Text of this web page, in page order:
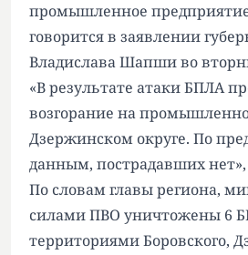
промышленное
говорится в заявлении
Владислава Шапши во
«В результате атаки БПЛА
возгорание на
Дзержинском округе. По
данным, пострадавших
По словам главы региона,
силами ПВО уничтожены 6
территориями Боровского,